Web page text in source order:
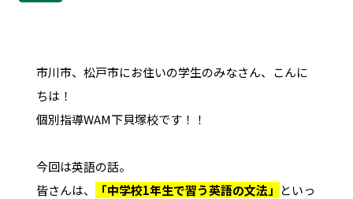
市川市、松戸市にお住いの学生のみなさん、こんに
ちは！
個別指導WAM下貝塚校です！！
今回は英語の話。
皆さんは、
「中学校1年生で習う英語の文法」 といっ